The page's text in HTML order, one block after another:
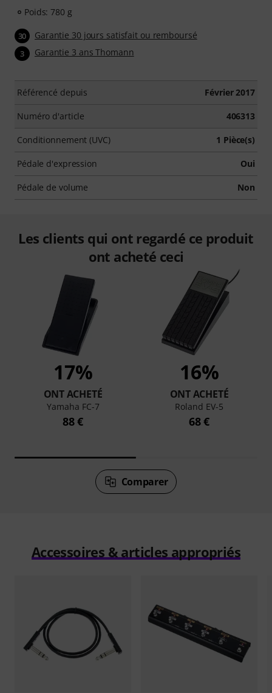
Poids: 780 g
30 Garantie 30 jours satisfait ou remboursé
3 Garantie 3 ans Thomann
Référencé depuis Février 2017
Numéro d'article 406313
Conditionnement (UVC) 1 Pièce(s)
Pédale d'expression Oui
Pédale de volume Non
Les clients qui ont regardé ce produit
ont acheté ceci
17%
ONT ACHETÉ
Yamaha FC-7
88 €
16%
ONT ACHETÉ
Roland EV-5
68 €
Comparer
Accessoires & articles appropriés